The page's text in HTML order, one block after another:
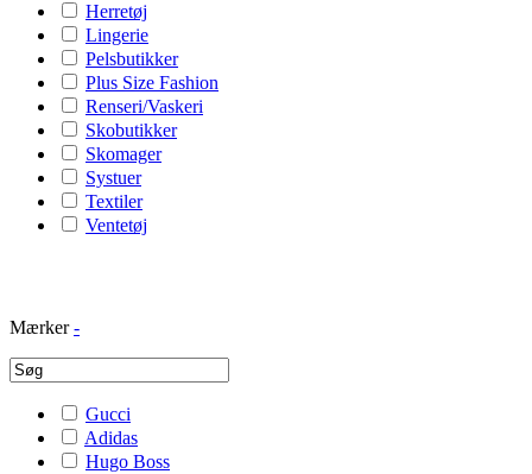
Herretøj
Lingerie
Pelsbutikker
Plus Size Fashion
Renseri/Vaskeri
Skobutikker
Skomager
Systuer
Textiler
Ventetøj
Mærker -
Gucci
Adidas
Hugo Boss